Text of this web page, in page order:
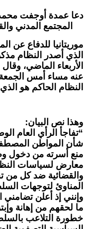
دعا عمدة أوجفت محمد
المجتمع المدني
موريتانيا للدفاع عن
الذي أصدر النظام
الأربعاء الماضي،
عنه مساء أمس الجمعة
النظام الحاكم هو
وهذا نص البيان:
“تفاجأ الرأي العام
شأن المواطن
منع أسرته من دخول
معارض لسياسات
والقضائية ضد كل
المناوئ لتوجهات
وإنني إذ أعلن
ما لحقهم من إهانة
خطورة التلاعب